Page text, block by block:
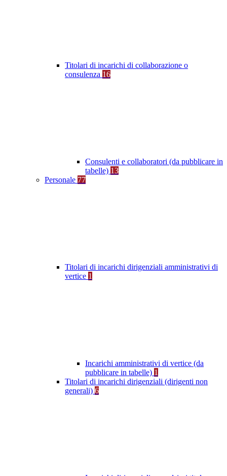
Titolari di incarichi di collaborazione o
consulenza 16
Consulenti e collaboratori (da pubblicare in
tabelle) 13
Personale 77
Titolari di incarichi dirigenziali amministrativi di
vertice 1
Incarichi amministrativi di vertice (da
pubblicare in tabelle) 1
Titolari di incarichi dirigenziali (dirigenti non
generali) 6